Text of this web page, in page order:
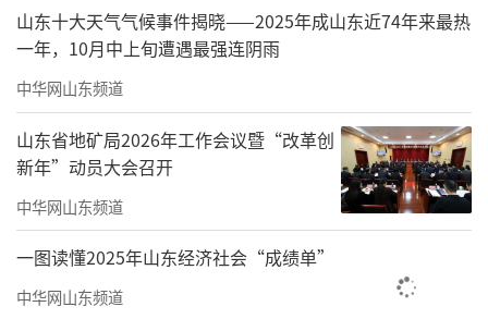
14、持续推广电动自行车"满电回家"
15、开展完整社区建设
16、巾帼家政促就业
17、活跃基层群众文体生活
18、 提升重点人群健康服务水平
19、提高疾病预防控制能力
山东十大天气气候事件揭晓——2025年成山东近74年来最热
一年，10月中上旬遭遇最强连阴雨
中华网山东频道
山东省地矿局2026年工作会议暨“改革创
新年”动员大会召开
中华网山东频道
一图读懂2025年山东经济社会“成绩单”
中华网山东频道